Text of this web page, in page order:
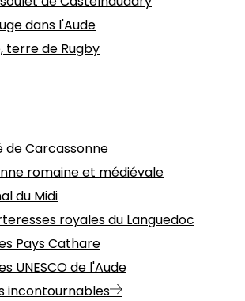
dans l'Aude
terre de Rugby
de Carcassonne
romaine et médiévale
du Midi
royales du Languedoc
Pays Cathare
UNESCO de l'Aude
incontournables